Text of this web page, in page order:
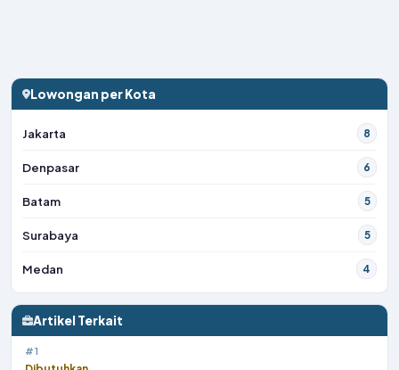
Lowongan per Kota
Jakarta 8
Denpasar 6
Batam 5
Surabaya 5
Medan 4
Artikel Terkait
#1